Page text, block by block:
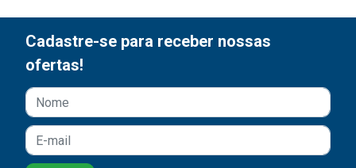
Cadastre-se para receber nossas
ofertas!